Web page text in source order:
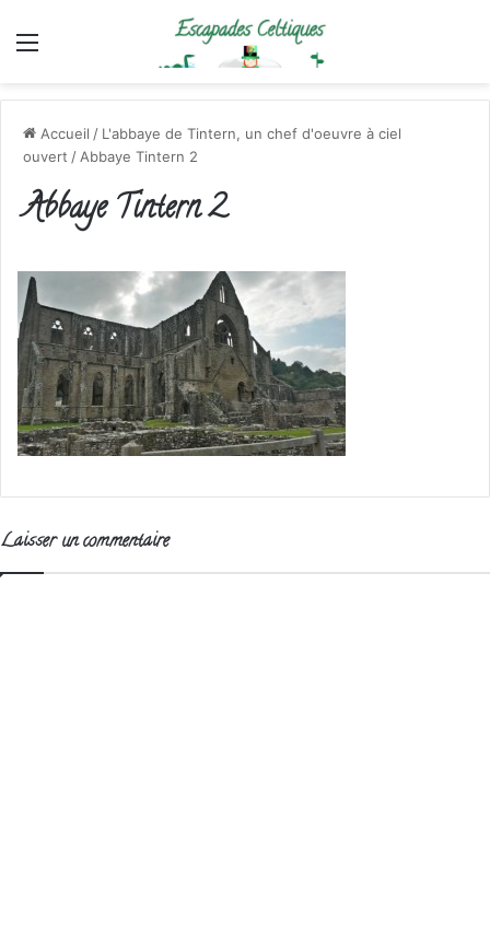
Menu
Accueil / L'abbaye de Tintern, un chef d'oeuvre à ciel
ouvert / Abbaye Tintern 2
Abbaye Tintern 2
Laisser un commentaire